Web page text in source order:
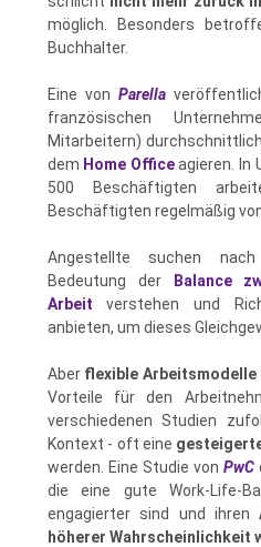
möglich. Besonders
Buchhalter.
Eine vonParella
französischen
Mitarbeitern)
dem Home Officeagieren. In
500 Beschäftigten
Beschäftigten regelmäßig
Angestellte suchen
Bedeutung der
Balance
Arbeit verstehen und
anbieten, um dieses
Aber flexible Arbeitsmodelle
Vorteile für den
verschiedenen Studien
Kontext - oft eine
werden. Eine Studie vonPwC
die eine gute Work-Life-
engagierter sind und ihren
höherer Wahrscheinlichkeit